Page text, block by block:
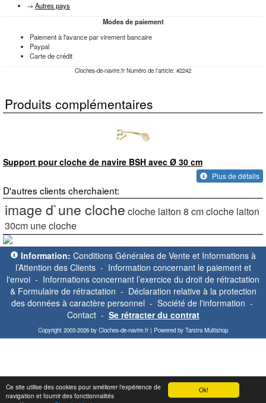
Ok!
Ce site utilise des cookies pour améliorer l'expérience de
navigation et fournir des fonctionnalités
→ Autres pays
Modes de paiement
Paiement à l'avance par virement bancaire
Paypal
Carte de crédit
Cloches-de-navire.fr Numéro de l'article: #2242
Produits complémentaires
Support pour cloche de navire BSH avec Ø 30 cm
Plus de détails
D'autres clients cherchaient:
image d`une cloche cloche laiton 8 cmcloche laiton
30cm une cloche
Information: Conditions Générales de Vente et Informations à
l’Attention des Clients- Information concernant le paiement et
l'envoi - Informations concernant l’exercice du droit de rétractation
& Formulaire de rétractation - Déclaration relative à la protection
des données à caractère personnel - Société de l'information -
Contact- Se rétracter du contrat
Copyright 2003-2026 by Cloches-de-navire.fr | Powered by Tarstra Multishop